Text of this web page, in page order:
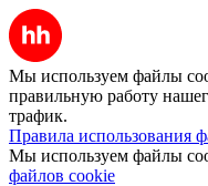
Мы используем файлы
правильную работу
трафик.
Правила использования
Мы используем файлы
файлов cookie